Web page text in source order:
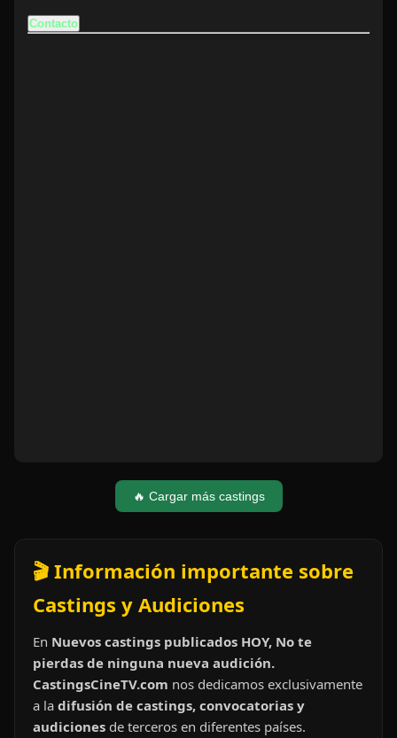
Contacto
🔥 Cargar más castings
🎬 Información importante sobre
Castings y Audiciones
En Nuevos castings publicados HOY, No te
pierdas de ninguna nueva audición.
CastingsCineTV.com nos dedicamos exclusivamente
a la difusión de castings, convocatorias y
audiciones de terceros en diferentes países.